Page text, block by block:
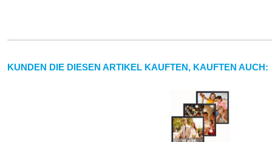
KUNDEN DIE DIESEN ARTIKEL KAUFTEN, KAUFTEN AUCH: